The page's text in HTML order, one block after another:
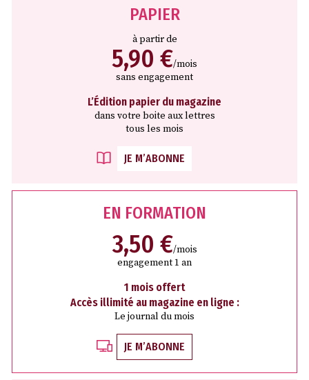
PAPIER
à partir de
5,90 €/mois
sans engagement
L’Édition papier du magazine
dans votre boite aux lettres
tous les mois
JE M’ABONNE
EN FORMATION
3,50 €/mois
engagement 1 an
1 mois offert
Accès illimité au magazine en ligne :
Le journal du mois
JE M’ABONNE